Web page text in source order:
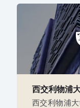
西交利物浦
西交利物浦